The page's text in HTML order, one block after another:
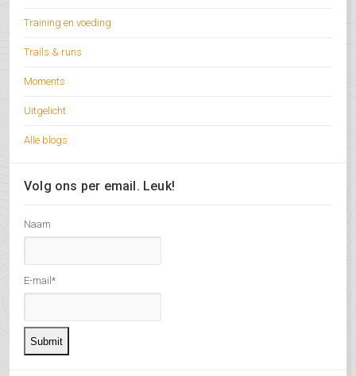
Training en voeding
Trails & runs
Moments
Uitgelicht
Alle blogs
Volg ons per email. Leuk!
Naam
E-mail*